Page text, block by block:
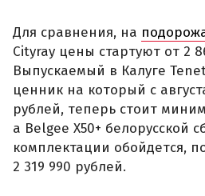
Для сравнения, на
Cityray цены стартуют от 2
Выпускаемый в Калуге
ценник на который с
рублей, теперь стоит
а Belgee X50+ белорусской
комплектации обойдется,
2 319 990 рублей.